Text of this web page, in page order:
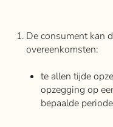
De consument kan
overeenkomsten:
te allen tijde
opzegging op
bepaalde